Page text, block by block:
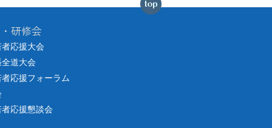
研修会
応援大会
道大会
応援フォーラム
応援懇談会